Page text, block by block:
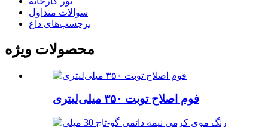
سوالات متداول
برچسب‌های داغ
محصولات ویژه
فوم اصلاح توبت ۳۵۰ میلی‌لیتری